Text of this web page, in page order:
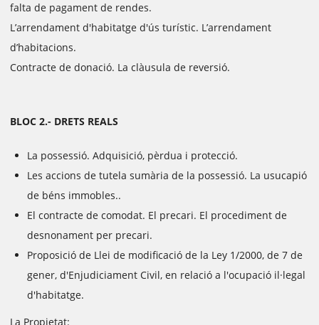
falta de pagament de rendes.
L’arrendament d'habitatge d'ús turístic. L’arrendament
d’habitacions.
Contracte de donació. La clàusula de reversió.
BLOC 2.- DRETS REALS
La possessió. Adquisició, pèrdua i protecció.
Les accions de tutela sumària de la possessió. La usucapió
de béns immobles..
El contracte de comodat. El precari. El procediment de
desnonament per precari.
Proposició de Llei de modificació de la Ley 1/2000, de 7 de
gener, d'Enjudiciament Civil, en relació a l'ocupació il·legal
d'habitatge.
La Propietat: